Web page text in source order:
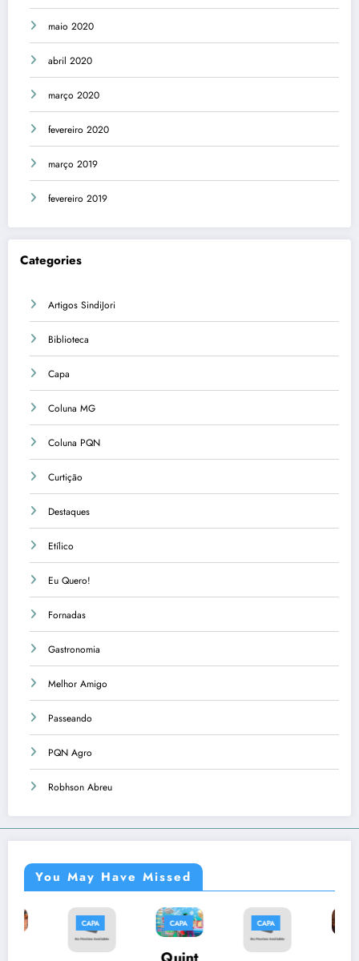
maio 2020
abril 2020
março 2020
fevereiro 2020
março 2019
fevereiro 2019
Categories
Artigos SindiJori
Biblioteca
Capa
Coluna MG
Coluna PQN
Curtição
Destaques
Etílico
Eu Quero!
Fornadas
Gastronomia
Melhor Amigo
Passeando
PQN Agro
Robhson Abreu
You May Have Missed
CAPA CAPA CAPA
Músi